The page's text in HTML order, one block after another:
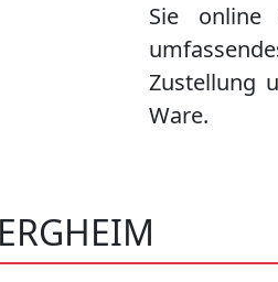
Sie online
Zustellung
Ware.